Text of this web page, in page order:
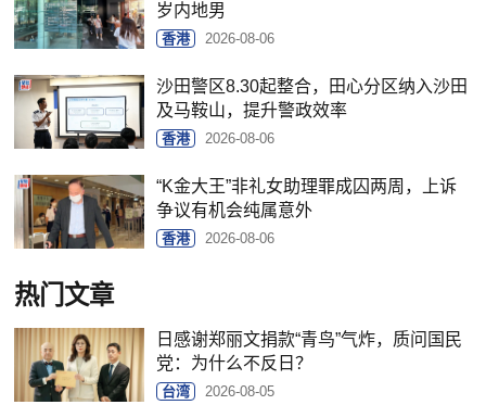
岁内地男
香港 2026-08-06
沙田警区8.30起整合，田心分区纳入沙田
及马鞍山，提升警政效率
香港 2026-08-06
“K金大王”非礼女助理罪成囚两周，上诉
争议有机会纯属意外
香港 2026-08-06
热门文章
日感谢郑丽文捐款“青鸟”气炸，质问国民
党：为什么不反日？
台湾 2026-08-05